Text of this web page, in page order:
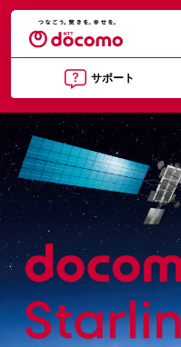
サポート